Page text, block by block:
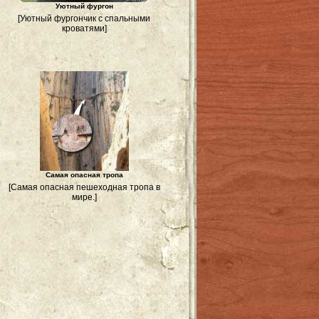
Уютный фургон
[Уютный фургончик с спальными
кроватями]
Самая опасная тропа
[Самая опасная пешеходная тропа в
мире.]